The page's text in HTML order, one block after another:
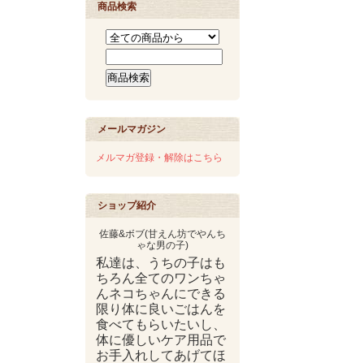
商品検索
メールマガジン
メルマガ登録・解除はこちら
ショップ紹介
佐藤&ボブ(甘えん坊でやんち
ゃな男の子)
私達は、うちの子はも
ちろん全てのワンちゃ
んネコちゃんにできる
限り体に良いごはんを
食べてもらいたいし、
体に優しいケア用品で
お手入れしてあげてほ